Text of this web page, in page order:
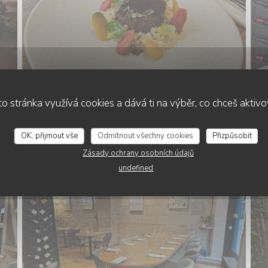
stránka využívá cookies a dává ti na výběr, co chceš
OK, přijmout vše Odmítnout všechny cookies
Přizpůsobit
Zásady ochrany osobních údajů
undefined